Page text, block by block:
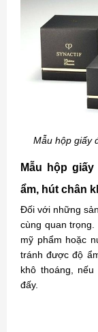
Mẫu hộp giấy
Mẫu hộp
ẩm, hút chân
Đối với những
cùng quan
mỹ phẩm hoặc
tránh được độ
khô thoáng,
đấy.